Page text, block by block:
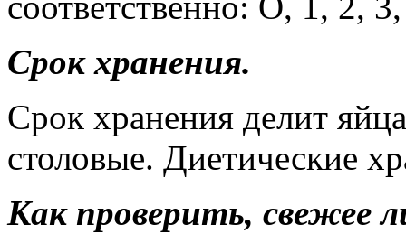
Срок хранения.
Срок хранения делит
столовые. Диетические
Как проверить, свежее